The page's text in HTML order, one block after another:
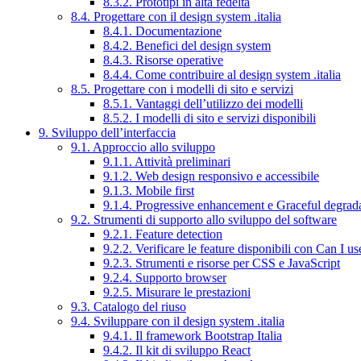
8.4. Progettare con il design system .italia
8.4.1. Documentazione
8.4.2. Benefici del design system
8.4.3. Risorse operative
8.4.4. Come contribuire al design system .italia
8.5. Progettare con i modelli di sito e servizi
8.5.1. Vantaggi dell’utilizzo dei modelli
8.5.2. I modelli di sito e servizi disponibili
9. Sviluppo dell’interfaccia
9.1. Approccio allo sviluppo
9.1.1. Attività preliminari
9.1.2. Web design responsivo e accessibile
9.1.3. Mobile first
9.1.4. Progressive enhancement e Graceful
9.2. Strumenti di supporto allo sviluppo del software
9.2.1. Feature detection
9.2.2. Verificare le feature disponibili con Can I
9.2.3. Strumenti e risorse per CSS e JavaScript
9.2.4. Supporto browser
9.2.5. Misurare le prestazioni
9.3. Catalogo del riuso
9.4. Sviluppare con il design system .italia
9.4.1. Il framework Bootstrap Italia
9.4.2. Il kit di sviluppo React